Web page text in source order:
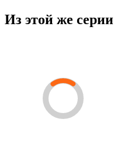
Из этой же серии